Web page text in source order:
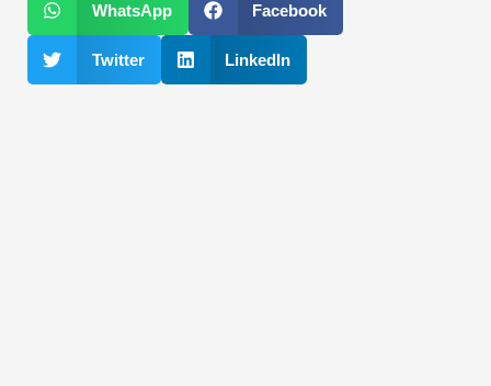
WhatsApp Facebook
Twitter LinkedIn